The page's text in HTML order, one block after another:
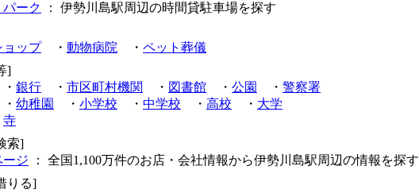
ーク
： 伊勢川島駅周辺の時間貸駐車場を探す
ョップ・ 動物病院 ・ ペット葬儀
]
銀行 ・ 市区町村機関 ・ 図書館 ・ 公園 ・ 警察署
幼稚園 ・ 小学校 ・ 中学校 ・ 高校 ・ 大学
寺
索]
ージ ： 全国1,100万件のお店・会社情報から伊勢川島駅周辺の情報を探す
りる]